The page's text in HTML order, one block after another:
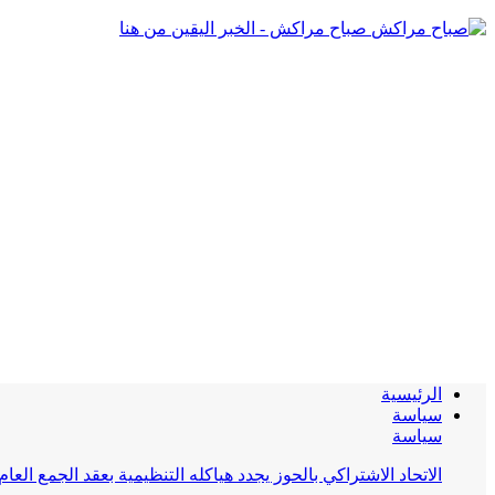
صباح مراكش - الخبر اليقين من هنا
الرئيسية
سياسة
سياسة
الاتحاد الاشتراكي بالحوز يجدد هياكله التنظيمية بعقد الجمع